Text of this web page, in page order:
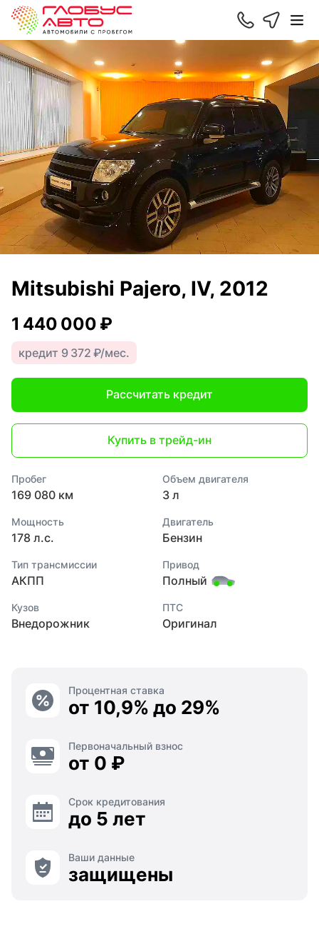
Mitsubishi Pajero, IV, 2012
1 440 000 ₽
кредит 9 372 ₽/мес.
Рассчитать кредит
Купить в трейд-ин
Пробег
169 080 км
Объем двигателя
3 л
Мощность
178 л.с.
Двигатель
Бензин
Тип трансмиссии
АКПП
Привод
Полный
Кузов
Внедорожник
ПТС
Оригинал
Процентная ставка
от 10,9% до 29%
Первоначальный взнос
от 0 ₽
Срок кредитования
до 5 лет
Ваши данные
защищены